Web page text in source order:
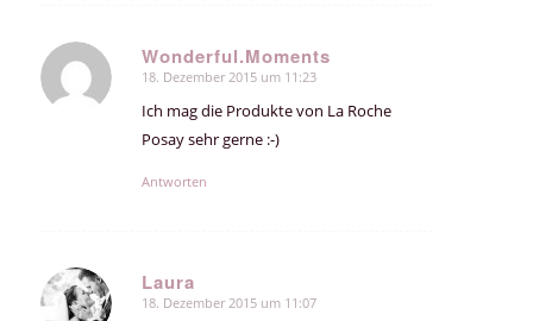
Wonderful.Moments
sagte:
18. Dezember 2015 um 11:23
Ich mag die Produkte von La Roche
Posay sehr gerne :-)
Antworten
Laura
sagte:
18. Dezember 2015 um 11:07